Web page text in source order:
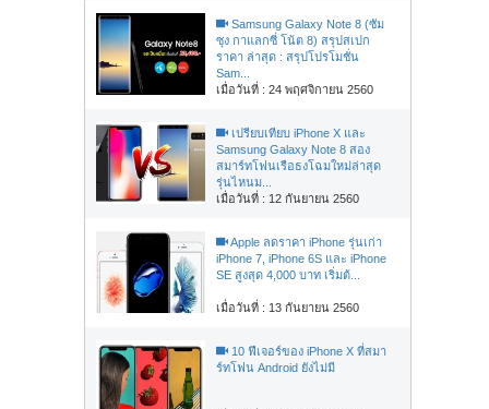
Samsung Galaxy Note 8 (ซัม
ซุง กาแลกซี่ โน้ต 8) สรุปสเปก
ราคา ล่าสุด : สรุปโปรโมชั่น
Sam...
เมื่อวันที่ : 24 พฤศจิกายน 2560
เปรียบเทียบ iPhone X และ
Samsung Galaxy Note 8 สอง
สมาร์ทโฟนเรือธงโฉมใหม่ล่าสุด
รุ่นไหนม...
เมื่อวันที่ : 12 กันยายน 2560
Apple ลดราคา iPhone รุ่นเก่า
iPhone 7, iPhone 6S และ iPhone
SE สูงสุด 4,000 บาท เริ่มต้...
เมื่อวันที่ : 13 กันยายน 2560
10 ฟีเจอร์ของ iPhone X ที่สมา
ร์ทโฟน Android ยังไม่มี